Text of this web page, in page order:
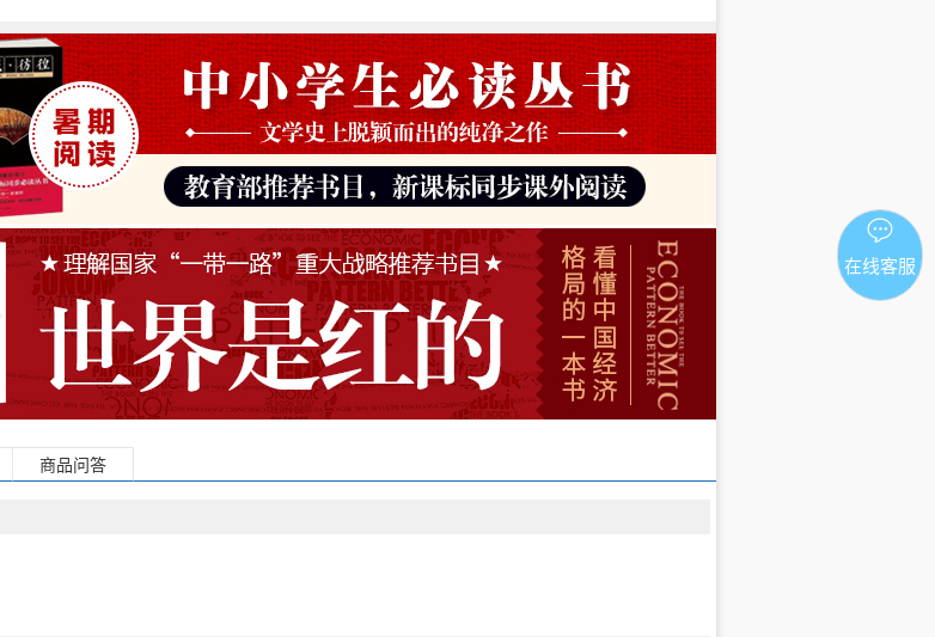
商品问答
在线客服